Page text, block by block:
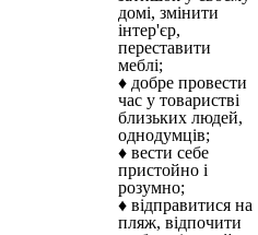
домі, змінити
інтер'єр,
переставити
меблі;
♦ добре провести
час у товаристві
близьких людей,
однодумців;
♦ вести себе
пристойно і
розумно;
♦ відправитися на
пляж, відпочити